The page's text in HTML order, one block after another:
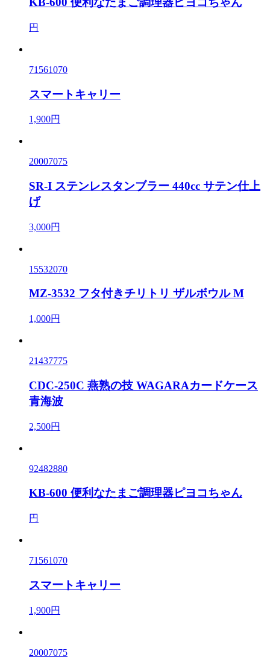
円
71561070
スマートキャリー
1,900円
20007075
SR-I ステンレスタンブラー 440cc サテン仕上
げ
3,000円
15532070
MZ-3532 フタ付きチリトリ ザルボウル M
1,000円
21437775
CDC-250C 燕熟の技 WAGARAカードケース
青海波
2,500円
92482880
KB-600 便利なたまご調理器ピヨコちゃん
円
71561070
スマートキャリー
1,900円
20007075